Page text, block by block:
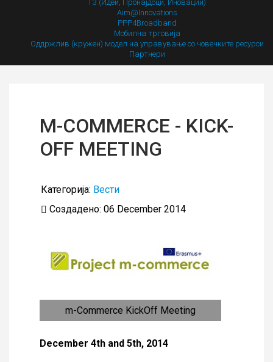
I 3 (Идеи, Пронајдоци, Иновации)
Aim@Innovations
PPP4Broadband
Мобилна трговија
Оддржлив (кружен) модел на управување со човечките ресурси
Партнери
M-COMMERCE - KICK-
OFF MEETING
Категорија: Вести
Создадено: 06 December 2014
m-Commerce KickOff Meeting
December 4th and 5th, 2014